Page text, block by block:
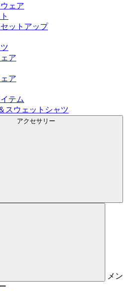
ェア
ットアップ
ア
ア
テム
スウェットシャツ
アクセサリー
メン